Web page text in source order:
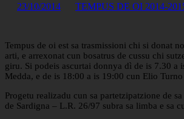
23/10/2014 TEMPUS DE OI 2014-
Tempus de oi est sa trasmissioni chi si donat
arti, e arrexonat cun bosatrus de cussu chi
giru. Si podeis ascurtai donnya dì de is 7.30 a
Medda, e de is 18:00 a is 19:00 cun Elio
Progetu realizadu cun sa partetzipatzione de
de Sardigna – L.R. 26/97 subra sa limba e sa